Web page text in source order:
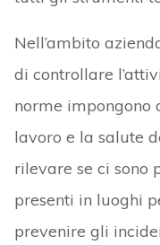
Nell’ambito
di controllare
norme impongono
lavoro e la salute
rilevare se ci sono
presenti in luoghi
prevenire gli